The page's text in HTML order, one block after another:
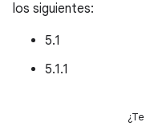
los siguientes:
5.1
5.1.1